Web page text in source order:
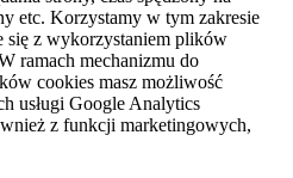
etc. Korzystamy w tym zakresie
się z wykorzystaniem plików
ramach mechanizmu do
cookies masz możliwość
usługi Google Analytics
z funkcji marketingowych,